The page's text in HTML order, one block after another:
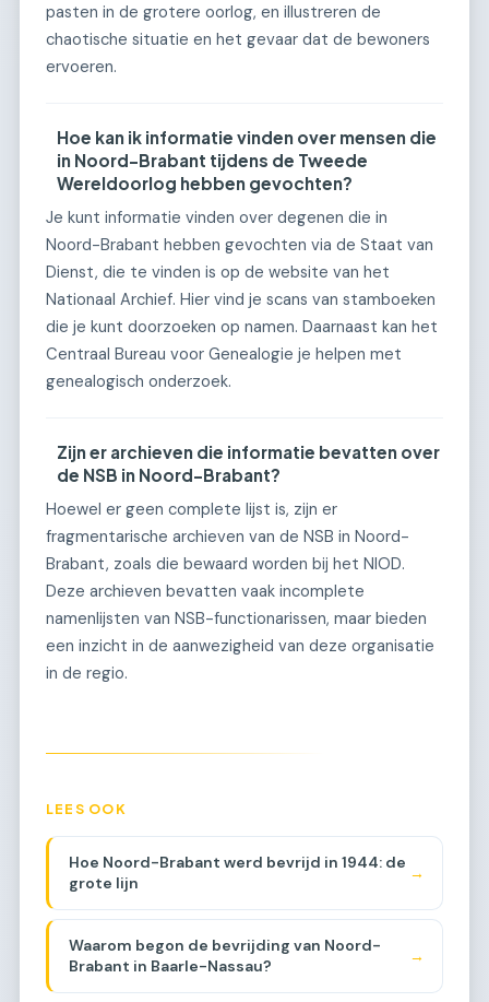
pasten in de grotere oorlog, en illustreren de
chaotische situatie en het gevaar dat de bewoners
ervoeren.
Hoe kan ik informatie vinden over mensen die
in Noord-Brabant tijdens de Tweede
Wereldoorlog hebben gevochten?
Je kunt informatie vinden over degenen die in
Noord-Brabant hebben gevochten via de Staat van
Dienst, die te vinden is op de website van het
Nationaal Archief. Hier vind je scans van stamboeken
die je kunt doorzoeken op namen. Daarnaast kan het
Centraal Bureau voor Genealogie je helpen met
genealogisch onderzoek.
Zijn er archieven die informatie bevatten over
de NSB in Noord-Brabant?
Hoewel er geen complete lijst is, zijn er
fragmentarische archieven van de NSB in Noord-
Brabant, zoals die bewaard worden bij het NIOD.
Deze archieven bevatten vaak incomplete
namenlijsten van NSB-functionarissen, maar bieden
een inzicht in de aanwezigheid van deze organisatie
in de regio.
LEES OOK
Hoe Noord-Brabant werd bevrijd in 1944: de
grote lijn
→
Waarom begon de bevrijding van Noord-
Brabant in Baarle-Nassau?
→